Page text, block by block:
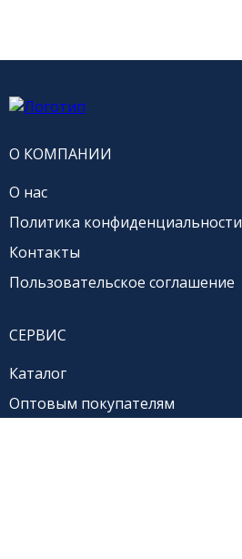
О КОМПАНИИ
О нас
Политика конфиденциальности
Контакты
Пользовательское соглашение
СЕРВИС
Каталог
Оптовым покупателям